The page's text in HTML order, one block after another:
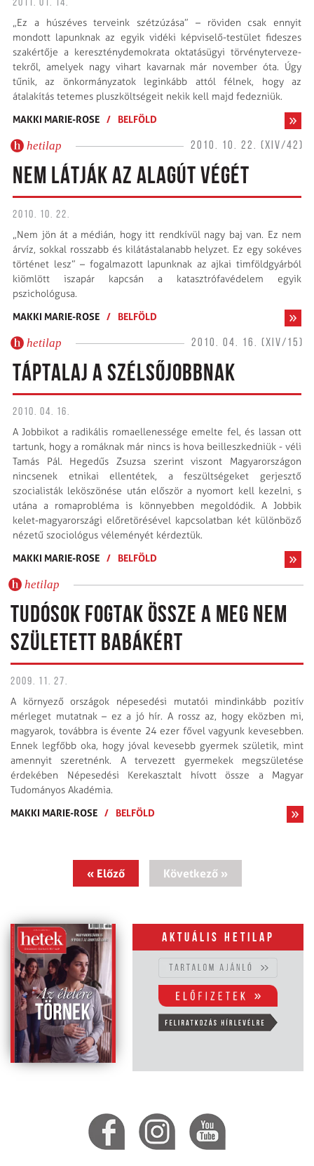
2011. 01. 14.
„Ez a húszéves terveink szétzúzása” – röviden csak ennyit
mondott lapunknak az egyik vidéki képviselő-testület fideszes
szakértője a kereszténydemokrata oktatásügyi törvényterveze-
tekről, amelyek nagy vihart kavarnak már november óta. Úgy
tűnik, az önkormányzatok leginkább attól félnek, hogy az
átalakítás tetemes pluszköltségeit nekik kell majd fedezniük.
MAKKI MARIE-ROSE / BELFÖLD
hetilap 2010. 10. 22. (XIV/42)
NEM LÁTJÁK AZ ALAGÚT VÉGÉT
2010. 10. 22.
„Nem jön át a médián, hogy itt rendkívül nagy baj van. Ez nem
árvíz, sokkal rosszabb és kilátástalanabb helyzet. Ez egy sokéves
történet lesz” – fogalmazott lapunknak az ajkai timföldgyárból
kiömlött iszapár kapcsán a katasztrófavédelem egyik
pszichológusa.
MAKKI MARIE-ROSE / BELFÖLD
hetilap 2010. 04. 16. (XIV/15)
TÁPTALAJ A SZÉLSŐJOBBNAK
2010. 04. 16.
A Jobbikot a radikális romaellenessége emelte fel, és lassan ott
tartunk, hogy a romáknak már nincs is hova beilleszkedniük - véli
Tamás Pál. Hegedűs Zsuzsa szerint viszont Magyarországon
nincsenek etnikai ellentétek, a feszültségeket gerjesztő
szocialisták leköszönése után először a nyomort kell kezelni, s
utána a romaprobléma is könnyebben megoldódik. A Jobbik
kelet-magyarországi előretörésével kapcsolatban két különböző
nézetű szociológus véleményét kérdeztük.
MAKKI MARIE-ROSE / BELFÖLD
hetilap
TUDÓSOK FOGTAK ÖSSZE A MEG NEM
SZÜLETETT BABÁKÉRT
2009. 11. 27.
A környező országok népesedési mutatói mindinkább pozitív
mérleget mutatnak – ez a jó hír. A rossz az, hogy eközben mi,
magyarok, továbbra is évente 24 ezer fővel vagyunk kevesebben.
Ennek legfőbb oka, hogy jóval kevesebb gyermek születik, mint
amennyit szeretnénk. A tervezett gyermekek megszületése
érdekében Népesedési Kerekasztalt hívott össze a Magyar
Tudományos Akadémia.
MAKKI MARIE-ROSE / BELFÖLD
« Előző Következő »
Aktuális hetilap